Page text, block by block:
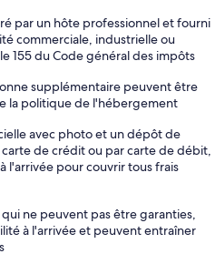
par un hôte professionnel et fourni
commerciale, industrielle ou
155 du Code général des impôts
supplémentaire peuvent être
la politique de l'hébergement
avec photo et un dépôt de
de crédit ou par carte de débit,
l'arrivée pour couvrir tous frais
ne peuvent pas être garanties,
à l'arrivée et peuvent entraîner